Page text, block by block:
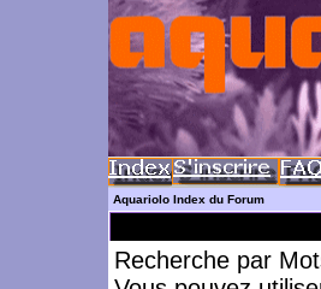
Aquariolo Index du Forum
Recherche par